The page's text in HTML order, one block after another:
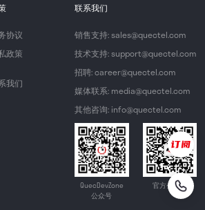
协议
政策
我们
联系我们
销售支持: sales@quectel.com
技术支持: support@quectel.com
招聘: career@quectel.com
媒体联系: media@quectel.com
其他咨询: info@quectel.com
QuecDevZone
公众号
官方公众号